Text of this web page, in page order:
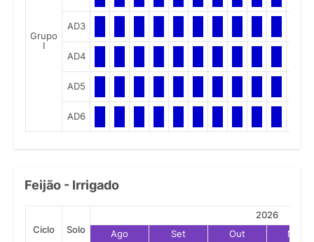
Grupo
I
AD3
AD4
AD5
AD6
Feijão - Irrigado
Ciclo Solo
2026
Ago
Set Out
Nov